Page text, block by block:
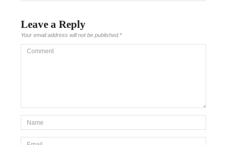
postimet
Leave a Reply
Your email address will not be published.*
Comment
*Name
Email